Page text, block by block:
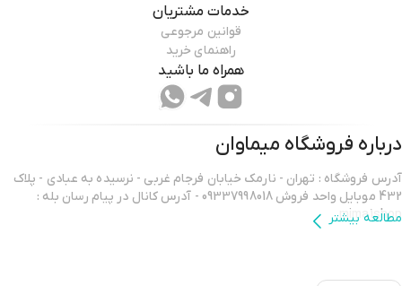
خدمات مشتریان
قوانین مرجوعی
راهنمای خرید
همراه ما باشید
درباره فروشگاه میماوان
آدرس فروشگاه : تهران - نارمک خیابان فرجام غربی - نرسیده به عبادی - پلاک
432 موبایل واحد فروش 09337998018 - آدرس کانال در پیام رسان بله :
mima1shop
سلام ورود شما همراهان عزیز را به میماوان،فروشگاه آنلاین آرایشگاهی خوش
مطالعه بیشتر